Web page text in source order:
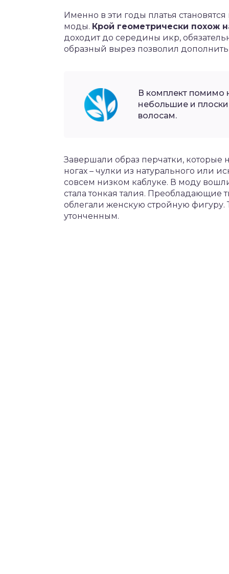
Именно в эти годы платья
моды. Крой геометрически похож
доходит до середины икр,
образный вырез позволил
В комплект помимо
небольшие и
волосам.
Завершали образ перчатки, которые
ногах – чулки из натурального или
совсем низком каблуке. В моду
стала тонкая талия. Преобладающие
облегали женскую стройную фигуру.
утонченным.